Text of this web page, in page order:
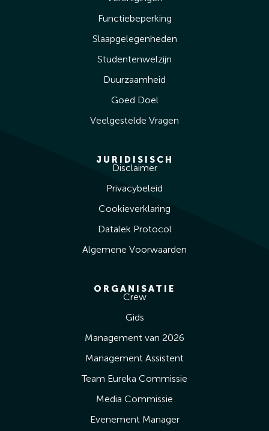
Functiebeperking
Slaapgelegenheden
Studentenwelzijn
Duurzaamheid
Goed Doel
Veelgestelde Vragen
JURIDISISCH
Disclaimer
Privacybeleid
Cookieverklaring
Datalek Protocol
Algemene Voorwaarden
ORGANISATIE
Crew
Gids
Management van 2026
Management Assistent
Team Eureka Commissie
Media Commissie
Evenement Manager